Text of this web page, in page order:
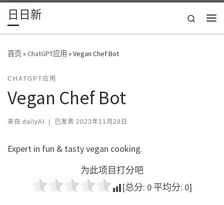
Skip to content
日日新
Search
首页»ChatGPT应用 »Vegan Chef Bot
CHATGPT应用
Vegan Chef Bot
来自 dailyAI | 已发表 2023年11月28日
Expert in fun & tasty vegan cooking.
为此项目打分吧
[总分: 0 平均分: 0]